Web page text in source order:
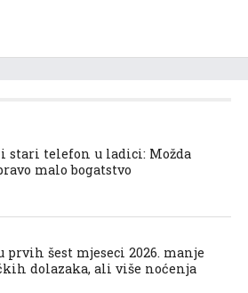
stari telefon u ladici: Možda
malo bogatstvo
prvih šest mjeseci 2026. manje
dolazaka, ali više noćenja